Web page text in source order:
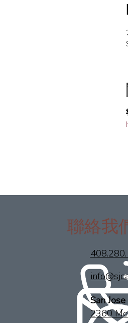
聯絡我
San
2360